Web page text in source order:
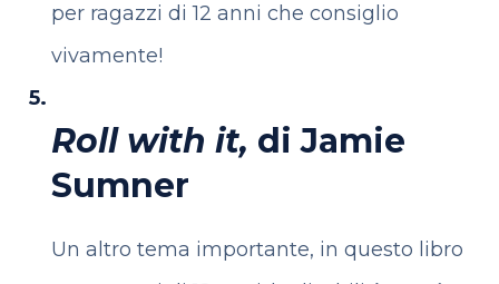
per ragazzi di 12 anni che consiglio
vivamente!
Roll with it, di Jamie
Sumner
Un altro tema importante, in questo libro